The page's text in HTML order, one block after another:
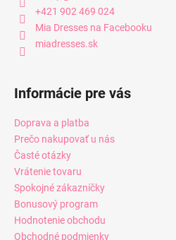
+421 902 469 024
Mia Dresses na Facebooku
miadresses.sk
Informácie pre vás
Doprava a platba
Prečo nakupovať u nás
Časté otázky
Vrátenie tovaru
Spokojné zákazníčky
Bonusový program
Hodnotenie obchodu
Obchodné podmienky